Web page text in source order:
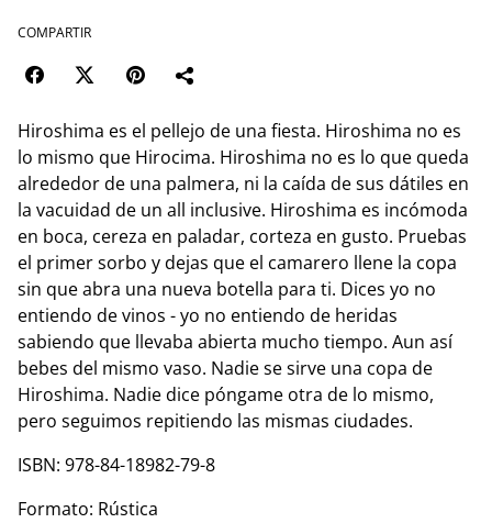
COMPARTIR
Hiroshima es el pellejo de una fiesta. Hiroshima no es
lo mismo que Hirocima. Hiroshima no es lo que queda
alrededor de una palmera, ni la caída de sus dátiles en
la vacuidad de un all inclusive. Hiroshima es incómoda
en boca, cereza en paladar, corteza en gusto. Pruebas
el primer sorbo y dejas que el camarero llene la copa
sin que abra una nueva botella para ti. Dices yo no
entiendo de vinos - yo no entiendo de heridas
sabiendo que llevaba abierta mucho tiempo. Aun así
bebes del mismo vaso. Nadie se sirve una copa de
Hiroshima. Nadie dice póngame otra de lo mismo,
pero seguimos repitiendo las mismas ciudades.
ISBN: 978-84-18982-79-8
Formato: Rústica